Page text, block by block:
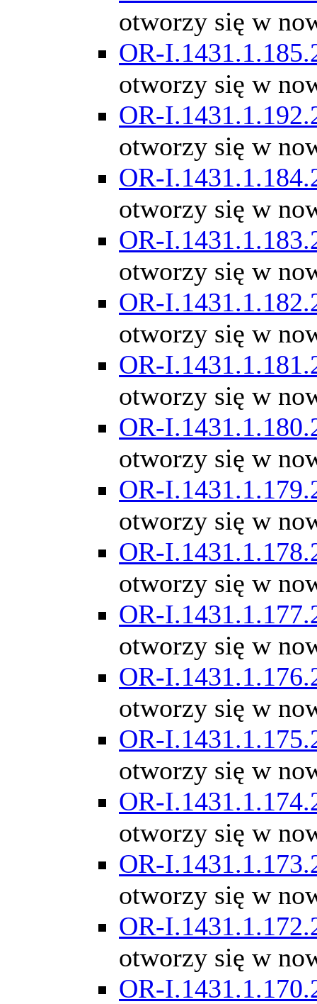
otworzy się w
OR-
otworzy się w
OR-
otworzy się w
OR-
otworzy się w
OR-
otworzy się w
OR-
otworzy się w
OR-
otworzy się w
OR-
otworzy się w
OR-
otworzy się w
OR-
otworzy się w
OR-
otworzy się w
OR-
otworzy się w
OR-
otworzy się w
OR-
otworzy się w
OR-
otworzy się w
OR-
otworzy się w
OR-